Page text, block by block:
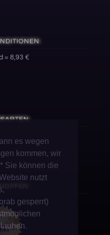
= 8,93 €
es wegen
kommen, wir
Sie können die
nutzt
gesperrt)